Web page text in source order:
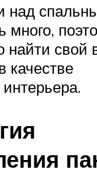
над
много,
найти свой
качестве